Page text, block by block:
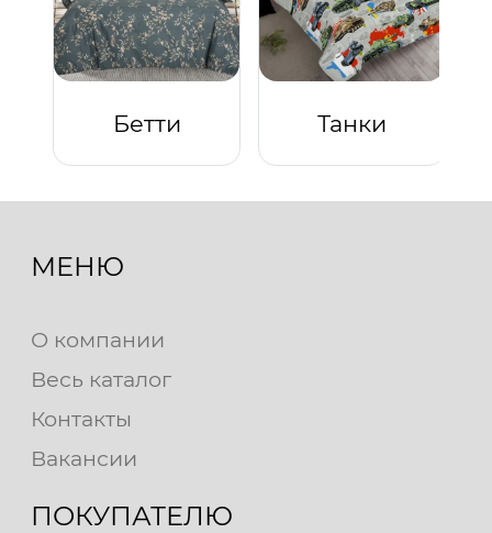
Бетти Танки
МЕНЮ
О компании
Весь каталог
Контакты
Вакансии
ПОКУПАТЕЛЮ